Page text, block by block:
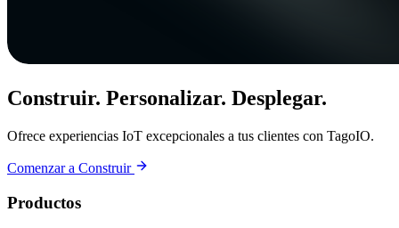
Construir. Personalizar. Desplegar.
Ofrece experiencias IoT excepcionales a tus clientes con TagoIO.
Comenzar a Construir
Productos